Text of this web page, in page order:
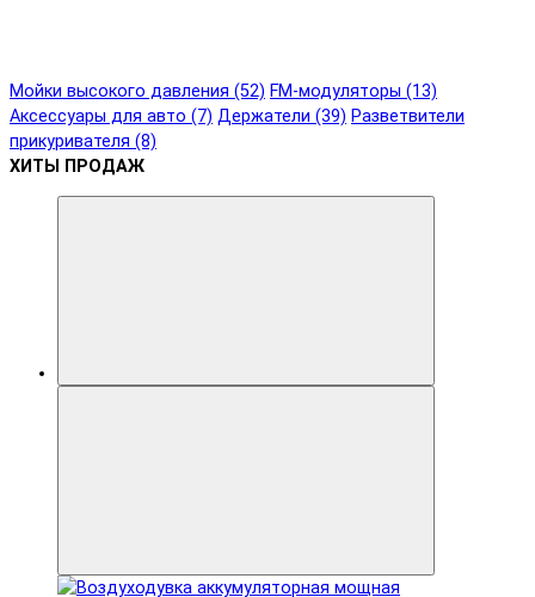
Мойки высокого давления (52) FM-модуляторы (13)
Аксессуары для авто (7) Держатели (39) Разветвители
прикуривателя (8)
ХИТЫ ПРОДАЖ